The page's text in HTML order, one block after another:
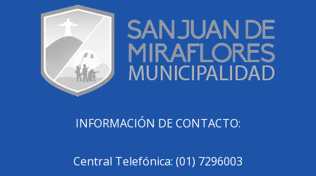
INFORMACIÓN DE CONTACTO:
Central Telefónica: (01) 7296003